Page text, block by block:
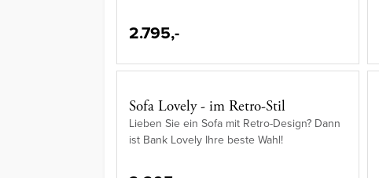
2.795,-
Sofa Lovely - im Retro-Stil
Lieben Sie ein Sofa mit Retro-Design? Dann
ist Bank Lovely Ihre beste Wahl!